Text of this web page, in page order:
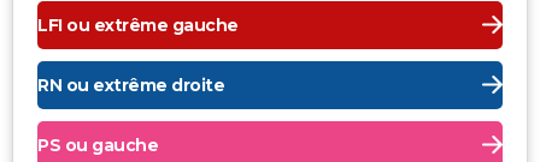
LFI ou extrême gauche
RN ou extrême droite
PS ou gauche